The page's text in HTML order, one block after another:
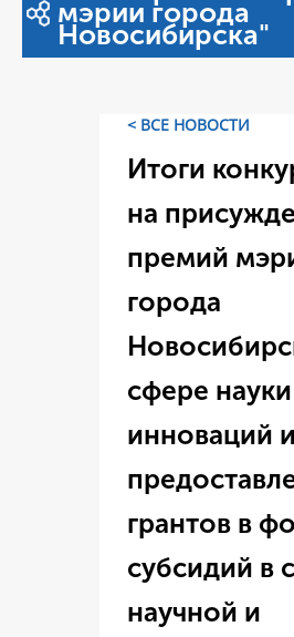
мэрии города
Новосибирска"
< ВСЕ НОВОСТИ
Итоги
на
премий
города
сфере
инноваций
грантов в
субсидий в
научной и